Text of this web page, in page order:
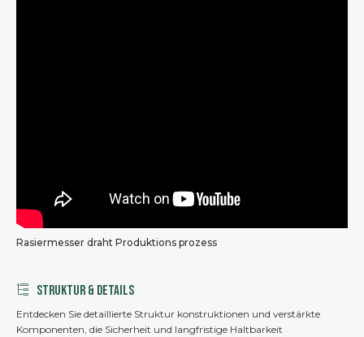
Rasiermesser draht Produktions prozess
STRUKTUR & DETAILS
Entdecken Sie detaillierte Struktur konstruktionen und verstärkte
Komponenten, die Sicherheit und langfristige Haltbarkeit